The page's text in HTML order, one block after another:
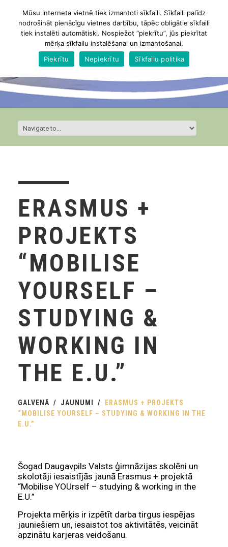
ERASMUS +
PROJEKTS
“MOBILISE
YOURSELF –
STUDYING &
WORKING IN
THE E.U.”
GALVENĀ JAUNUMI
ERASMUS + PROJEKTS
“MOBILISE YOURSELF – STUDYING & WORKING IN THE
E.U.”
Šogad Daugavpils Valsts ģimnāzijas skolēni un
skolotāji iesaistījās jaunā Erasmus + projektā
“Mobilise YOUrself – studying & working in the
E.U.”
Projekta mērķis ir izpētīt darba tirgus iespējas
jauniešiem un, iesaistot tos aktivitātēs, veicināt
apzinātu karjeras veidošanu.
Mūsu interneta vietnē tiek izmantoti sīkfaili. Sīkfaili palīdz
nodrošināt pienācīgu vietnes darbību, tāpēc obligātie sīkfaili
tiek instalēti automātiski. Nospiežot “piekrītu”, jūs piekrītat
mērķa sīkfailu instalēšanai un izmantošanai.
Piekrītu
Nepiekrītu Sīkfailu politika